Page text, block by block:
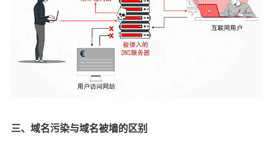
三、域名污染与域名被墙的区别